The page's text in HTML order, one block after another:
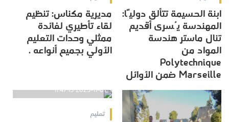
ابنة الحسيمة تتألق دوليًا:
المهندسة يُسرى أقديم
تنال ماستر هندسة
المواد من
Polytechnique
Marseille ضمن الأوائل
مديرية مكناس: تنظيم
لقاء تأطيري لفائدة
ممثلي وحدات التعليم
الأولي بجميع أنواعه .
2025-11-01 11:47:15
تعليم